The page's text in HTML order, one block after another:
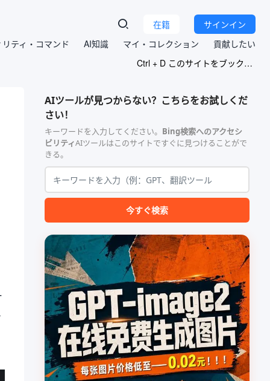
サインイン
在籍
ティ・コマンド
AI知識 マイ・コレクション
貢献したい
Ctrl + D このサイトをブックマークする
AIツールが見つからない？こちらをお試しくだ
さい！
キーワードを入力してください。 Bing検索へのアクセシ
ビリティAIツールはこのサイトですぐに見つけることがで
きる。
今すぐ検索